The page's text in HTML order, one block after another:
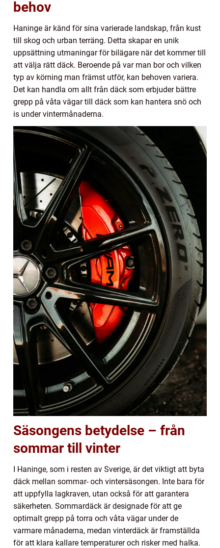
behov
Haninge är känd för sina varierade landskap, från kust
till skog och urban terräng. Detta skapar en unik
uppsättning utmaningar för bilägare när det kommer till
att välja rätt däck. Beroende på var man bor och vilken
typ av körning man främst utför, kan behoven variera.
Det kan handla om allt från däck som erbjuder bättre
grepp på våta vägar till däck som kan hantera snö och
is under vintermånaderna.
Säsongens betydelse – från
sommar till vinter
I Haninge, som i resten av Sverige, är det viktigt att byta
däck mellan sommar- och vintersäsongen. Inte bara för
att uppfylla lagkraven, utan också för att garantera
säkerheten. Sommardäck är designade för att ge
optimalt grepp på torra och våta vägar under de
varmare månaderna, medan vinterdäck är framställda
för att klara kallare temperaturer och risker med halka.